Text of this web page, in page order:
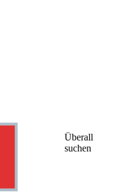
Überall
suchen